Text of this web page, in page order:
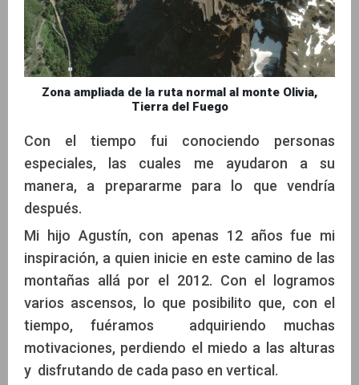
Zona ampliada de la ruta normal al monte Olivia,
Tierra del Fuego
Con el tiempo fui conociendo personas
especiales, las cuales me ayudaron a su
manera, a prepararme para lo que vendría
después.
Mi hijo Agustín, con apenas 12 años fue mi
inspiración, a quien inicie en este camino de las
montañas allá por el 2012. Con el logramos
varios ascensos, lo que posibilito que, con el
tiempo, fuéramos adquiriendo muchas
motivaciones, perdiendo el miedo a las alturas
y disfrutando de cada paso en vertical.